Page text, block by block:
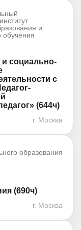
и
обучения
и социально-
с
(644ч)
г. Москва
образования
(690ч)
г. Москва